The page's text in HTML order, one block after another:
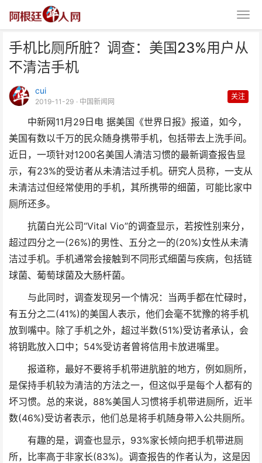
手机比厕所脏？调查：美国23%用户从
不清洁手机
cui
2019-11-29 · 中国新闻网
关注
中新网11月29日电 据美国《世界日报》报道，如今，
美国有数以千万的民众随身携带手机，包括带去上洗手间。
近日，一项针对1200名美国人清洁习惯的最新调查报告显
示，有23%的受访者从未清洁过手机。研究人员称，一支从
未清洁过但经常使用的手机，其所携带的细菌，可能比家中
厕所还多。
抗菌白光公司“Vital Vio”的调查显示，若按性别来分，
超过四分之一(26%)的男性、五分之一的(20%)女性从未清
洁过手机。手机通常会接触到不同形式细菌与疾病，包括链
球菌、葡萄球菌及大肠杆菌。
与此同时，调查发现另一个情况：当两手都在忙碌时，
有五分之二(41%)的美国人表示，他们会毫不犹豫的将手机
放到嘴中。除了手机之外，超过半数(51%)受访者承认，会
将钥匙放入口中；54%受访者曾将信用卡放进嘴里。
报道称，最好不要将手机带进肮脏的地方，例如厕所，
是保持手机较为清洁的方法之一，但这似乎是每个人都有的
坏习惯。总的来说，88%美国人习惯将手机带进厕所，近半
数(46%)受访者表示，他们总是将手机随身带入公共厕所。
有趣的是，调查也显示，93%家长倾向把手机带进厕
所，比率高于非家长(83%)。调查报告的作者认为，这是因
手机比厕所脏？调查：美国23%
用户从不清洁手机